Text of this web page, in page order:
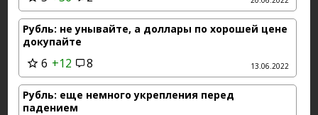
13.06.2022
Рубль: не унывайте, а доллары по хорошей цене
докупайте
6 +12 8
Рубль: еще немного укрепления перед
падением